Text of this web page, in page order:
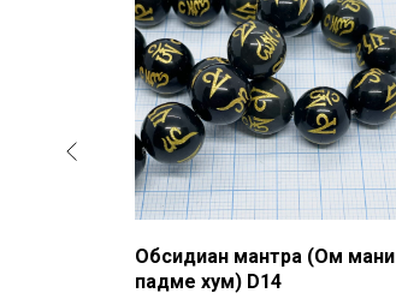
Обсидиан мантра (Ом мани
падме хум) D14